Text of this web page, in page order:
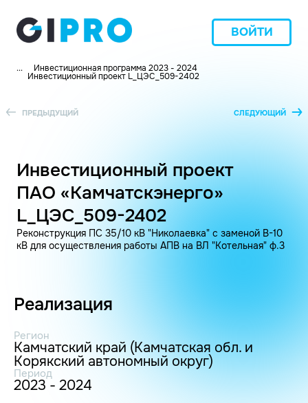
ВОЙТИ
... Инвестиционная программа 2023 - 2024
Инвестиционный проект L_ЦЭС_509-2402
ПРЕДЫДУЩИЙ СЛЕДУЮЩИЙ
Инвестиционный проект
ПАО «Камчатскэнерго»
L_ЦЭС_509-2402
Реконструкция ПС 35/10 кВ "Николаевка" с заменой В-10
кВ для осуществления работы АПВ на ВЛ "Котельная" ф.3
Реализация
Регион
Камчатский край (Камчатская обл. и
Корякский автономный округ)
Период
2023 - 2024